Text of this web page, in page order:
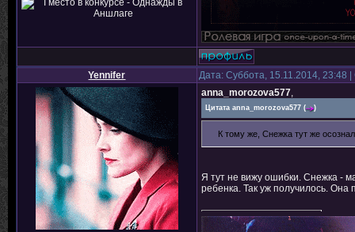
Yennifer Дата: Суббота, 15.11.2014, 23:48
anna_morozova577,
Цитата anna_morozova577 ( )
К тому же, Снежка тут же
Я тут не вижу ошибки. Снежка -
ребенка. Так уж получилось. Она